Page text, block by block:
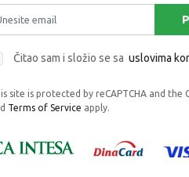
Čitao sam i složio se sa uslovima
site is protected by reCAPTCHA and the
Terms of Service apply.